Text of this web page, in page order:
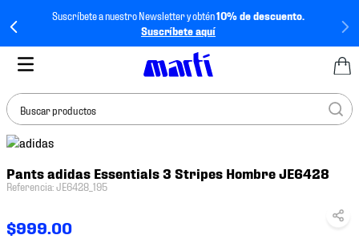
Suscríbete a nuestro Newsletter y obtén10% de descuento.
Suscríbete aquí
Buscar productos
Pants adidas Essentials 3 Stripes Hombre JE6428
Referencia:JE6428_195
$999.00
BUSCADOS
2.
tenis hombre